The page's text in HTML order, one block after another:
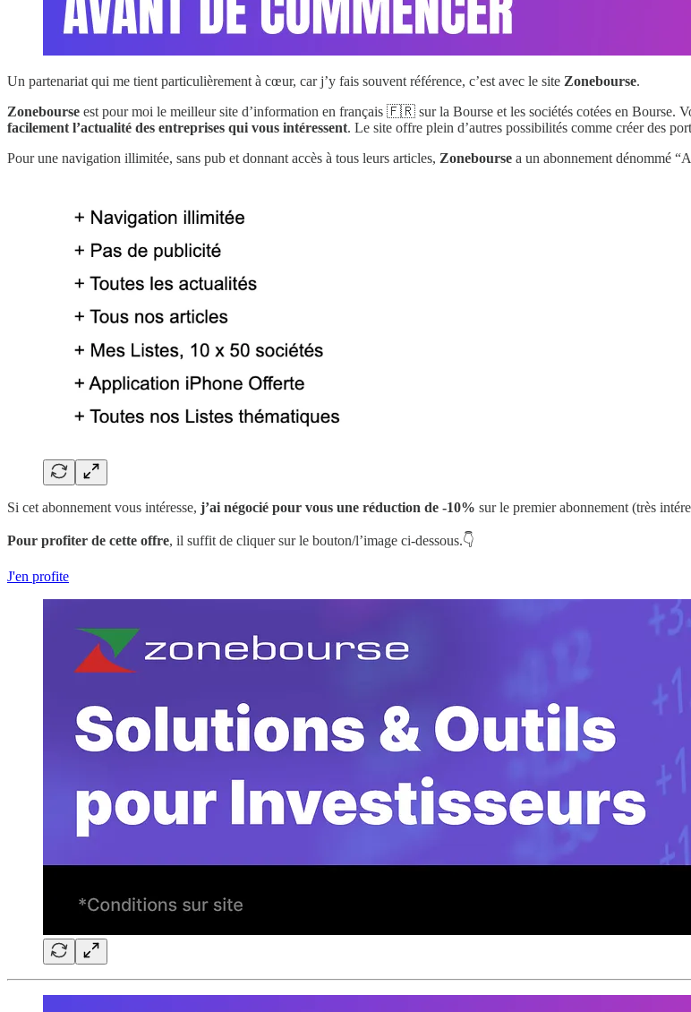
Un partenariat qui me tient particulièrement à cœur, car j’y fais souvent référence, c’est avec le site Zonebourse.
Zonebourse est pour moi le meilleur site d’information en français 🇫🇷 sur la Bourse et les sociétés cotées en Bourse.
facilement l’actualité des entreprises qui vous intéressent. Le site offre plein d’autres possibilités comme créer des
Pour une navigation illimitée, sans pub et donnant accès à tous leurs articles, Zonebourse a un abonnement dénommé
Si cet abonnement vous intéresse, j’ai négocié pour vous une réduction de -10% sur le premier abonnement (très
Pour profiter de cette offre, il suffit de cliquer sur le bouton/l’image ci-dessous.👇
J'en profite